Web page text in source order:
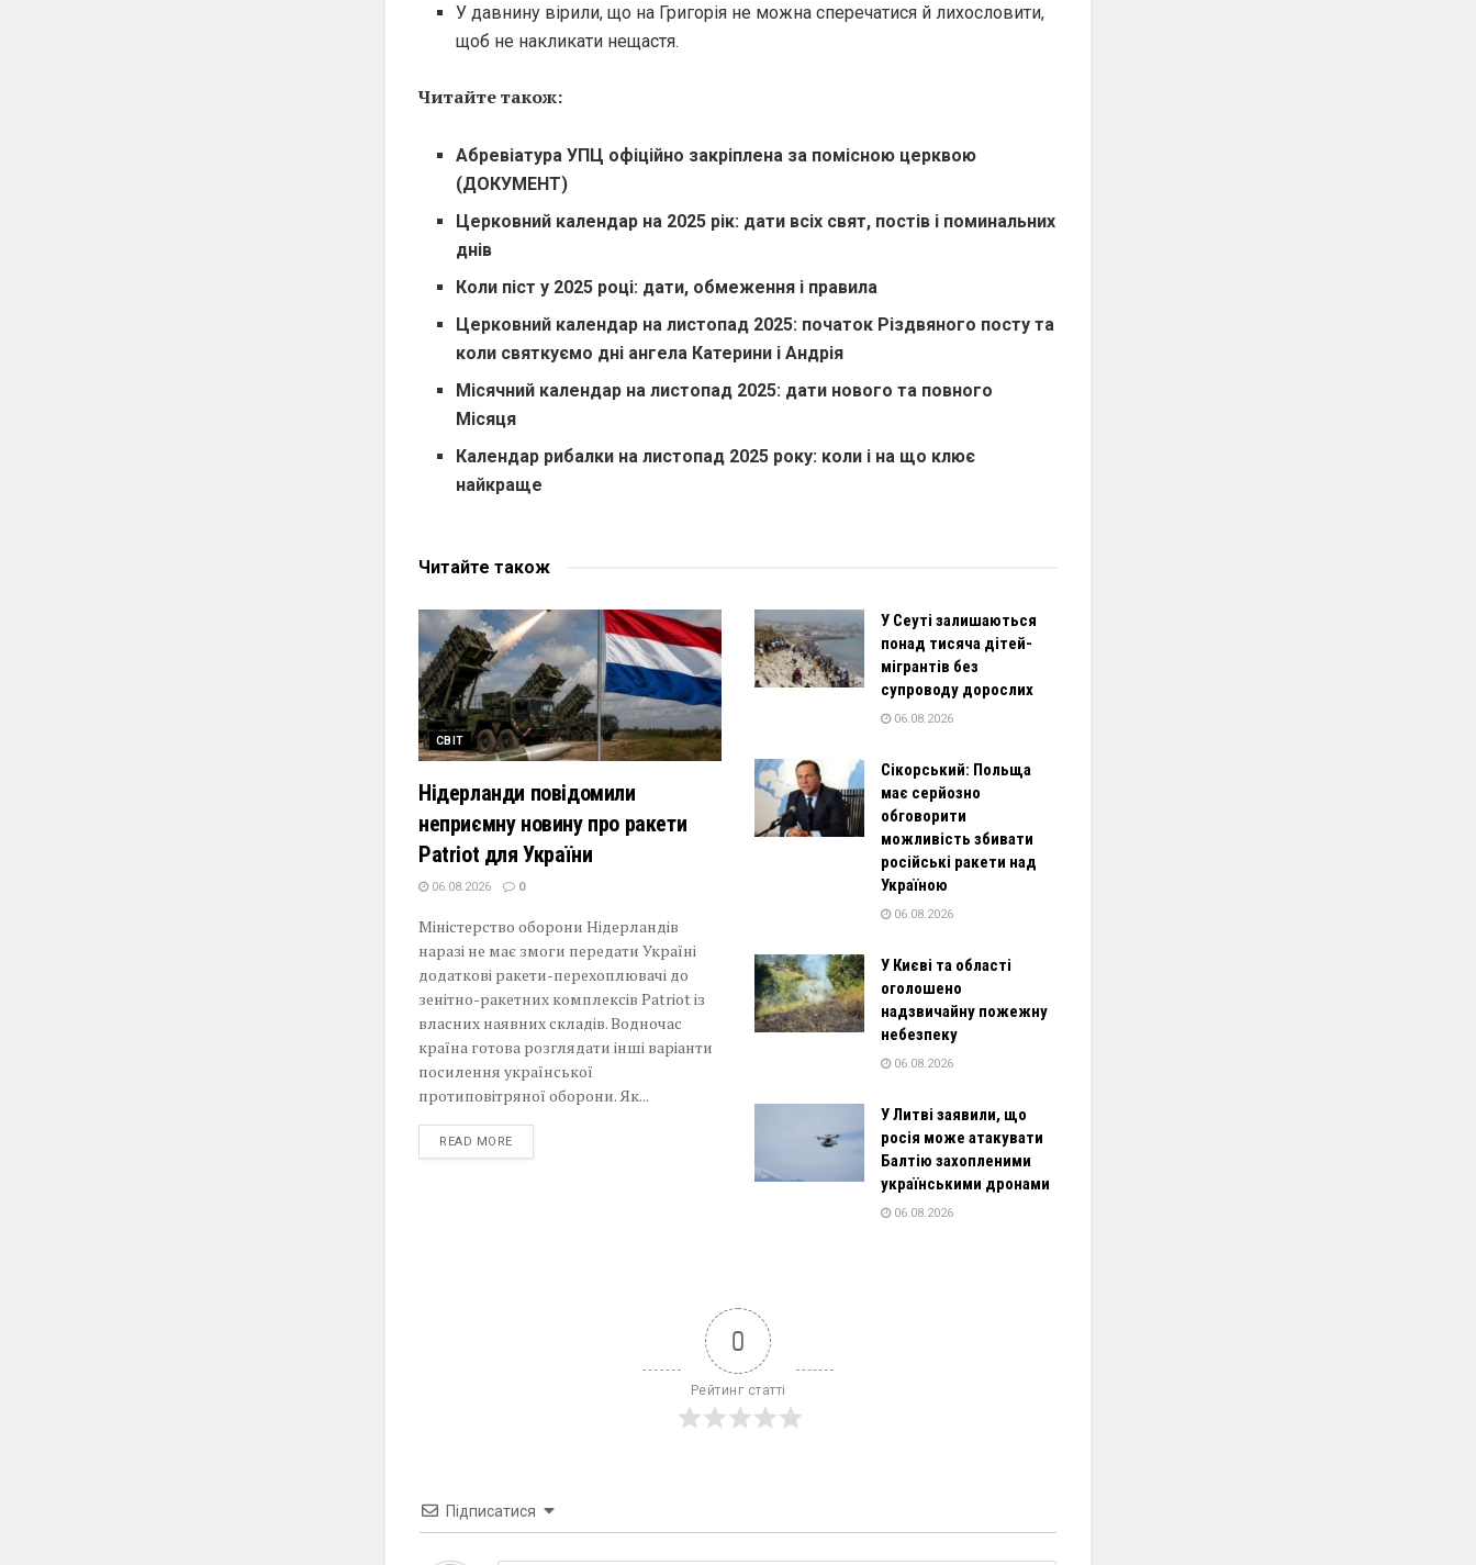
У давнину вірили, що на Григорія не можна сперечатися й лихословити,
щоб не накликати нещастя.
Читайте також:
Абревіатура УПЦ офіційно закріплена за помісною церквою
(ДОКУМЕНТ)
Церковний календар на 2025 рік: дати всіх свят, постів і поминальних
днів
Коли піст у 2025 році: дати, обмеження і правила
Церковний календар на листопад 2025: початок Різдвяного посту та
коли святкуємо дні ангела Катерини і Андрія
Місячний календар на листопад 2025: дати нового та повного
Місяця
Календар рибалки на листопад 2025 року: коли і на що клює
найкраще
Читайте також
СВІТ
Нідерланди повідомили
неприємну новину про ракети
Patriot для України
06.08.2026 0
Міністерство оборони Нідерландів
наразі не має змоги передати Україні
додаткові ракети-перехоплювачі до
зенітно-ракетних комплексів Patriot із
власних наявних складів. Водночас
країна готова розглядати інші варіанти
посилення української
протиповітряної оборони. Як...
READ MOREDETAILS
У Сеуті залишаються
понад тисяча дітей-
мігрантів без
супроводу дорослих
06.08.2026
Сікорський: Польща
має серйозно
обговорити
можливість збивати
російські ракети над
Україною
06.08.2026
У Києві та області
оголошено
надзвичайну пожежну
небезпеку
06.08.2026
У Литві заявили, що
росія може атакувати
Балтію захопленими
українськими дронами
06.08.2026
0
Рейтинг статті
Підписатися